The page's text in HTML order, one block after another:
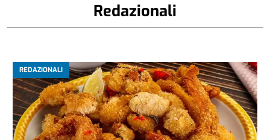
Redazionali
REDAZIONALI